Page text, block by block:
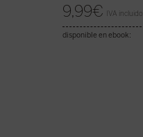
9,99€ IVA incluido
disponible en ebook: